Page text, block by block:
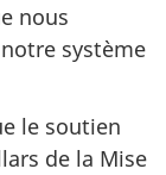
nous
système
le soutien
de la Mise